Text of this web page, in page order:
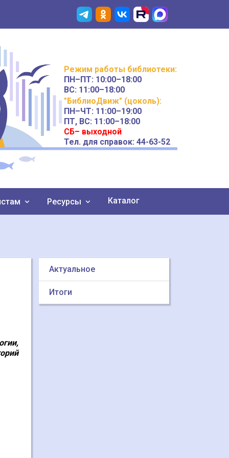
Режим работы библиотеки:
ПН–ПТ: 10:00–18:00
ВС: 11:00–18:00
"БиблиоДвиж" (цоколь):
ПН–ЧТ: 11:00–19:00
ПТ, ВС: 11:00–18:00
СБ– выходной
Тел. для справок: 44-63-52
Ресурсы Каталог
Актуальное
Итоги